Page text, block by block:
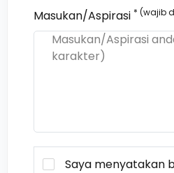
Masukan/Aspirasi * (wajib
Saya menyatakan